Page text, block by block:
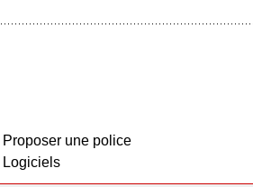
Proposer une police
Logiciels